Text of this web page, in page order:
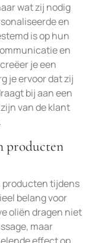
wat zij nodig
en
is op hun
en
je een
je ervoor dat zij
bij aan een
van de klant
producten
producten tijdens
belang voor
oliën dragen niet
maar